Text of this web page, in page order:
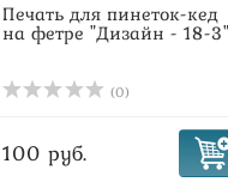
Печать для пинеток-кед
на фетре "Дизайн - 18-
(0)
100 руб.